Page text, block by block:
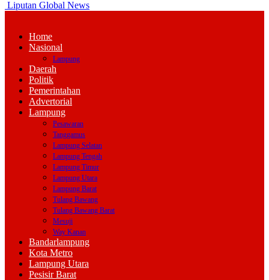
Liputan Global News
Home
Nasional
Lampung
Daerah
Politik
Pemerintahan
Advertorial
Lampung
Pesawaran
Tanggamus
Lampung Selatan
Lampung Tengah
Lampung Timur
Lampung Utara
Lampung Barat
Tulang Bawang
Tulang Bawang Barat
Mesuji
Way Kanan
Bandarlampung
Kota Metro
Lampung Utara
Pesisir Barat